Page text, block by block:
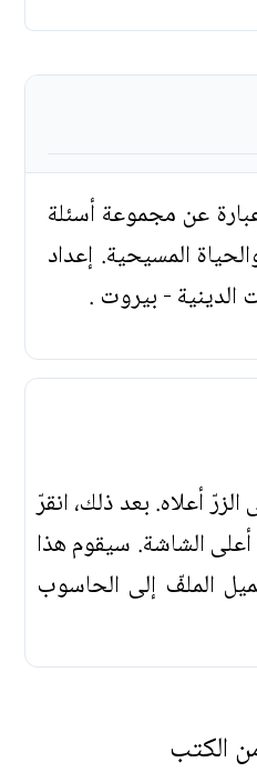
عن مجموعة أسئلة
المسيحية. إعداد
الدينية - بيروت .
أعلاه. بعد ذلك، انقرّ
الشاشة. سيقوم هذا
الملفّ إلى الحاسوب
الكتب